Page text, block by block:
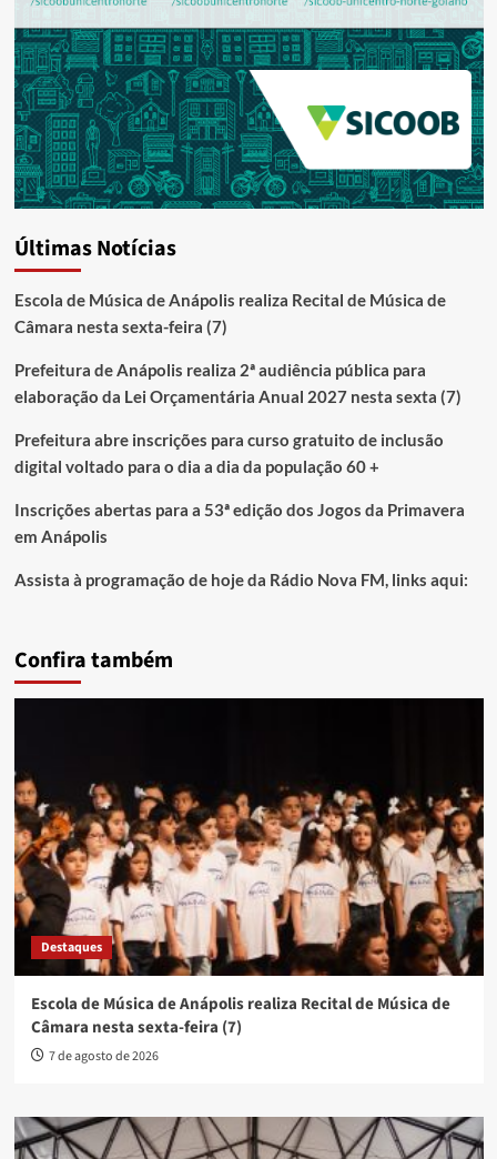
Últimas Notícias
Escola de Música de Anápolis realiza Recital de Música de
Câmara nesta sexta-feira (7)
Prefeitura de Anápolis realiza 2ª audiência pública para
elaboração da Lei Orçamentária Anual 2027 nesta sexta (7)
Prefeitura abre inscrições para curso gratuito de inclusão
digital voltado para o dia a dia da população 60 +
Inscrições abertas para a 53ª edição dos Jogos da Primavera
em Anápolis
Assista à programação de hoje da Rádio Nova FM, links aqui:
Confira também
Destaques
Escola de Música de Anápolis realiza Recital de Música de
Câmara nesta sexta-feira (7)
7 de agosto de 2026